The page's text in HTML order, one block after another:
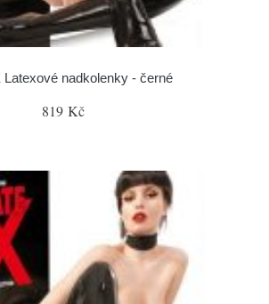
Latexové nadkolenky - černé
819 Kč